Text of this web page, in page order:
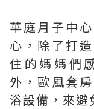
華庭月子中
心，除了打
住的媽媽們
外，歐風套
浴設備，來避